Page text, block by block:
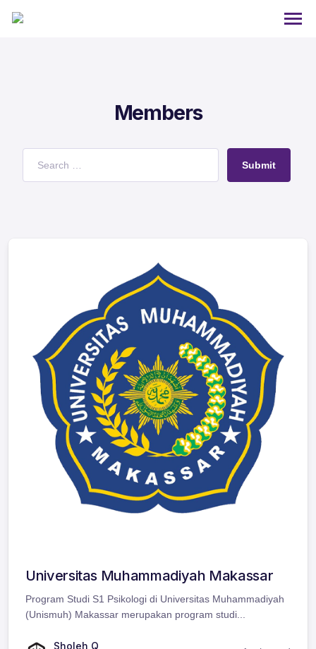
Members
Submit
Universitas Muhammadiyah Makassar
Program Studi S1 Psikologi di Universitas Muhammadiyah
(Unismuh) Makassar merupakan program studi...
Sholeh Q